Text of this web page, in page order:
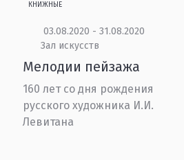
КНИЖНЫЕ
03.08.2020 - 31.08.2020
Зал искусств
Мелодии пейзажа
160 лет со дня рождения
русского художника И.И.
Левитана